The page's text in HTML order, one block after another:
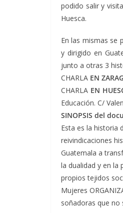
podido salir y
Huesca.
En las mismas se
y dirigido en
junto a otras 3
CHARLA EN
CHARLA EN
Educación. C/
SINOPSIS del
Esta es la historia
reivindicaciones
Guatemala a
la dualidad y en la
propios tejidos
Mujeres
soñadoras que no